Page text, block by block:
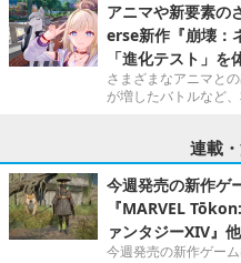
アニマや新要素の
erse新作『崩壊：
「進化テスト」を
さまざまなアニマと
が増したバトルなど
連載
今週発売の新作ゲ
『MARVEL
ァンタジーXIV』他
今週発売の新作ゲーム